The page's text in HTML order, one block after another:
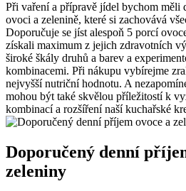
Při vaření a přípravě jídel bychom měli
ovoci a zelenině, které si zachovává
Doporučuje se jíst alespoň 5 porcí
získali maximum z jejich zdravotních
široké škály druhů a barev a
kombinacemi. Při nákupu vybírejme
nejvyšší nutriční hodnotu. A
mohou být také skvělou příležitostí k
kombinací a rozšíření naší kuchařské
Doporučený denní
zeleniny